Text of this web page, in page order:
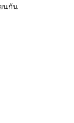
นกัน